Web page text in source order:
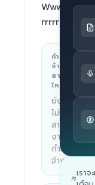
rrrrrrrr
กำลัง
จ้าง
สาย
ไหน
ยัง
ไม่มี
สาย
งานที่
กำลัง
จ้าง
เรา